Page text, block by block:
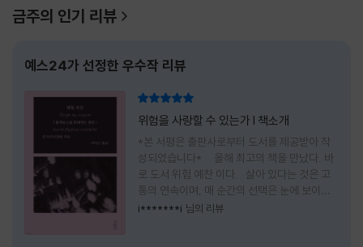
금주의 인기 리뷰
예스24가 선정한 우수작 리뷰
위험을 사랑할 수 있는가 l 책소개
*본 서평은 출판사로부터 도서를 제공받아 작
성되었습니다* 올해 최고의 책을 만났다. 바
로 도서 위험 예찬 이다. 살아 있다는 것은 고
통의 연속이며, 매 순간의 선택은 눈에 보이지
않는 위험을 감수해야 한다는 것을 의미한다.
i*******i 님의 리뷰